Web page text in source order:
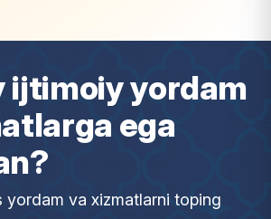
ijtimoiy yordam
ega
yordam va xizmatlarni toping